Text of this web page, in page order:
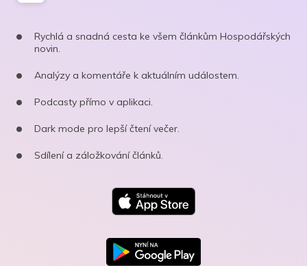
Rychlá a snadná cesta ke všem článkům Hospodářských
novin.
Analýzy a komentáře k aktuálním událostem.
Podcasty přímo v aplikaci.
Dark mode pro lepší čtení večer.
Sdílení a záložkování článků.